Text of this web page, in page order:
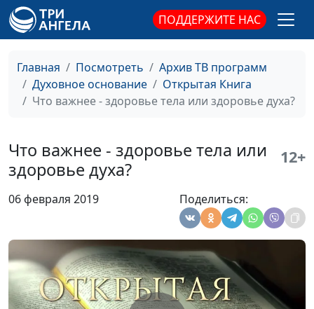
ПОДДЕРЖИТЕ НАС
Главная Посмотреть
Архив ТВ программ
Духовное основание
Открытая Книга
Что важнее - здоровье тела или здоровье духа?
Что важнее - здоровье тела или
здоровье духа?
12+
06 февраля 2019 Поделиться:
Как приобрести самое
Юлия Синицына ,
священнослужитель
Что ожидает человека
Юлия Синицына,
Иван Лобанов,
сотрудник Института
Современник перед лицом
Юлия Синицына,
Иван Лобанов,
ведущий научный
сотрудник Института
перевода Библии
им. М.П. Кулакова